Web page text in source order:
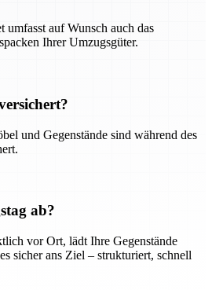
umfasst auf Wunsch auch das
Ihrer Umzugsgüter.
und Gegenstände sind während des
ab?
vor Ort, lädt Ihre Gegenstände
sicher ans Ziel – strukturiert, schnell